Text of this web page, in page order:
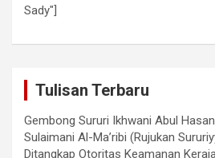
Sady"]
Tulisan Terbaru
Gembong Sururi Ikhwani Abul
Sulaimani Al-Ma’ribi (Rujukan
Ditangkap Otoritas Keamanan